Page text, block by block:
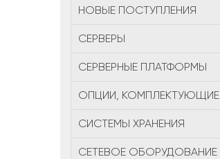
НОВЫЕ ПОСТУПЛЕНИЯ
CЕРВЕРЫ
СЕРВЕРНЫЕ ПЛАТФОРМЫ
ОПЦИИ, КОМПЛЕКТУЮЩИЕ
СИСТЕМЫ ХРАНЕНИЯ
СЕТЕВОЕ ОБОРУДОВАНИЕ